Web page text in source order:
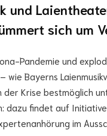
und
sich um
Pandemie und
wie Bayerns
der Krise bestmöglich
dazu findet auf
im